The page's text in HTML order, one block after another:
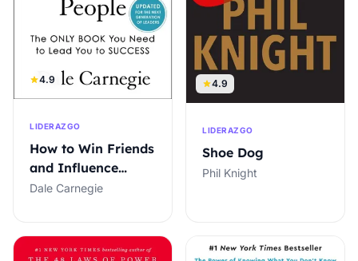
4.9
LIDERAZGO
How to Win Friends
and Influence
People
Dale Carnegie
4.9
LIDERAZGO
Shoe Dog
Phil Knight